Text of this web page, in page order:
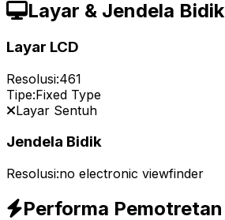
Layar & Jendela Bidik
Layar LCD
Resolusi:461
Tipe:Fixed Type
Layar Sentuh
Jendela Bidik
Resolusi:no electronic viewfinder
Performa Pemotretan